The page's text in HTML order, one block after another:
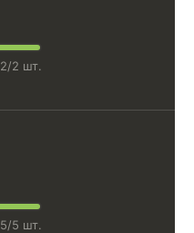
2/2 шт.
5/5 шт.